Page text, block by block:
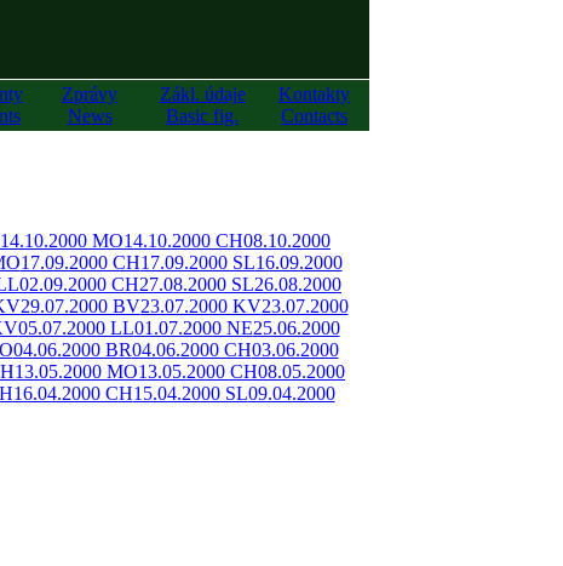
Zprávy
News
Zákl. údaje
Basic fig.
Kontakty
Contacts
14.10.2000 MO14.10.2000 CH08.10.2000
17.09.2000 CH17.09.2000 SL16.09.2000
02.09.2000 CH27.08.2000 SL26.08.2000
29.07.2000 BV23.07.2000 KV23.07.2000
05.07.2000 LL01.07.2000 NE25.06.2000
04.06.2000 BR04.06.2000 CH03.06.2000
13.05.2000 MO13.05.2000 CH08.05.2000
16.04.2000 CH15.04.2000 SL09.04.2000